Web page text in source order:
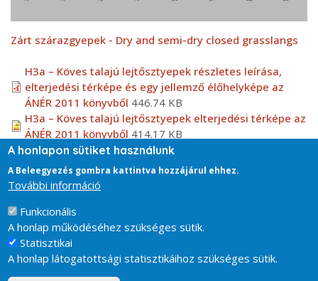
Zárt szárazgyepek - Dry and semi-dry closed grasslangs
H3a – Köves talajú lejtősztyepek részletes leírása,
elterjedési térképe és egy jellemző élőhelyképe az
ÁNÉR 2011 könyvből 446.74 KB
H3a – Köves talajú lejtősztyepek elterjedési térképe az
ÁNÉR 2011 könyvből 414.17 KB
Fotótár
H3a – Köves talajú lejtősztyepek - Slope steppes on stony
A honlapon sütiket használunk
A Beleegyezés gombra kattintva hozzájárul ehhez.
További információ
Funkcionális
A honlap működéséhez szükséges sütik.
Statisztikai
A honlap látogatottsági statisztikáihoz szükséges sütik.